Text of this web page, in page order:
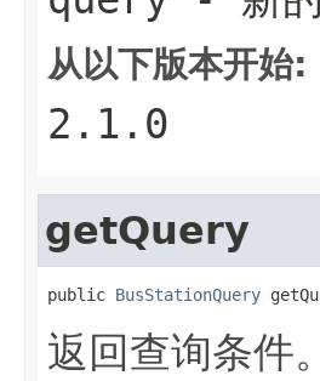
从以下版本开始:
2.1.0
getQuery
public BusStationQuery
返回查询条件。